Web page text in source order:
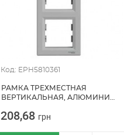
Код: EPH5810361
РАМКА ТРЕХМЕСТНАЯ
ВЕРТИКАЛЬНАЯ, АЛЮМИНИЙ
(EPH5810361)
208,68 грн